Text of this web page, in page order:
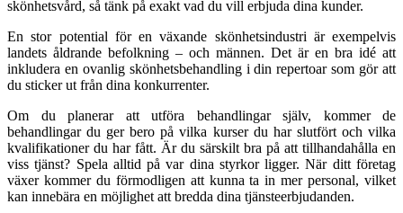
skönhetsvård, så tänk på exakt vad du vill erbjuda dina kunder.
En stor potential för en växande skönhetsindustri är exempelvis
landets åldrande befolkning – och männen. Det är en bra idé att
inkludera en ovanlig skönhetsbehandling i din repertoar som gör att
du sticker ut från dina konkurrenter.
Om du planerar att utföra behandlingar själv, kommer de
behandlingar du ger bero på vilka kurser du har slutfört och vilka
kvalifikationer du har fått. Är du särskilt bra på att tillhandahålla en
viss tjänst? Spela alltid på var dina styrkor ligger. När ditt företag
växer kommer du förmodligen att kunna ta in mer personal, vilket
kan innebära en möjlighet att bredda dina tjänsteerbjudanden.